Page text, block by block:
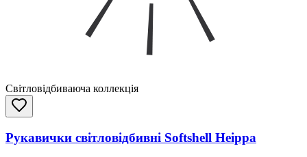
Світловідбиваюча коллекція
Рукавички світловідбивні Softshell Heippa